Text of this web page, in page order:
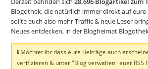
Blogothek, die natürlich immer direkt auf eure
sollte euch also mehr Traffic & neue Leser
Neues entdecken, in der Blogheimat
Möchtet ihr dass eure Beiträge auch
verifizieren & unter "Blog verwalten" euer RSS